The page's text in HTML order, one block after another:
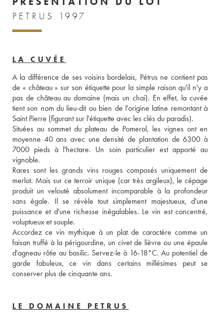
PETRUS 1997
LA CUVÉE
A la différence de ses voisins bordelais, Pétrus ne contient pas
de « château » sur son étiquette pour la simple raison qu'il n'y a
pas de château au domaine (mais un chai). En effet, la cuvée
tient son nom du lieu-dit ou bien de l'origine latine remontant à
Saint Pierre (figurant sur l'étiquette avec les clés du paradis).
Situées au sommet du plateau de Pomerol, les vignes ont en
moyenne 40 ans avec une densité de plantation de 6300 à
7000 pieds à l'hectare. Un soin particulier est apporté au
vignoble.
Rares sont les grands vins rouges composés uniquement de
merlot. Mais sur ce terroir unique (car très argileux), le cépage
produit un velouté absolument incomparable à la profondeur
sans égale. Il se révèle tout simplement majestueux, d'une
puissance et d'une richesse inégalables. Le vin est concentré,
voluptueux et souple.
Accordez ce vin mythique à un plat de caractère comme un
faisan truffé à la périgourdine, un civet de lièvre ou une épaule
d'agneau rôtie au basilic. Servez-le à 16-18°C. Au potentiel de
garde fabuleux, ce vin dans certains millésimes peut se
conserver plus de cinquante ans.
LE DOMAINE PETRUS